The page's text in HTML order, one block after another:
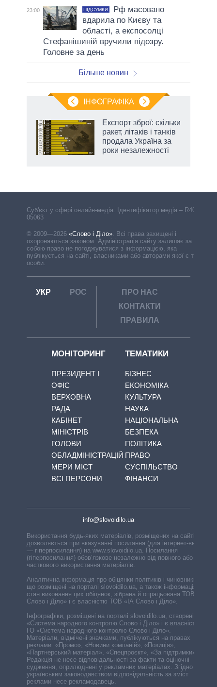
23:00 ПІДСУМКИ
Рф масовано
вдарила по Києву та
області, а експосолці
Стефанішиній вручили підозру.
Головне за день
Більше новин
ІНФОГРАФІКА
Експорт зброї: скільки
ракет, літаків і танків
продала Україна за
роки незалежності
Cуб'єкт у сфері онлайн-медіа. Ідентифікатор медіа – R40-
05063
© 2009—2026 «Слово і Діло». Всі права захищені і
охороняються законом. Адміністрація сайту залишає за
собою право не погоджуватися з інформацією, яка
публікується на сайті, власниками або авторами якої є треті
особи.
УКР РОС
ПРО НАС
КОНТАКТИ
ПРАВИЛА
МОНІТОРИНГ
ПРЕЗИДЕНТ І
ОФІС
ВЕРХОВНА
РАДА
КАБІНЕТ
МІНІСТРІВ
ГОЛОВИ
ОБЛАДМІНІСТРАЦІЙ
МЕРИ МІСТ
ВСІ ПЕРСОНИ
ТЕМАТИКИ
БІЗНЕС
ЕКОНОМІКА
КУЛЬТУРА
НАУКА
НАЦІОНАЛЬНА
БЕЗПЕКА
ПОЛІТИКА
ПРАВО
СУСПІЛЬСТВО
ФІНАНСИ
info@slovoidilo.ua
Використання будь-яких матеріалів, розміщених на сайті,
дозволяється при вказуванні посилання (для інтернет-видань
— гіперпосилання) на www.slovoidilo.ua. Посилання
(гіперпосилання) обов’язкове незалежно від повного або
часткового використання матеріалів.
Аналітична інформація про обіцянки політиків і чиновників,
що розміщені на порталі slovoidilo.ua, а також інформація про
стан виконання цих обіцянок, зібрана й опрацьована ТОВ «ІА
Слово і Діло» і є власністю ТОВ «ІА Слово і Діло».
Інфографіки, розміщені на порталі slovoidilo.ua, створені ГО
«Система народного контролю Слово і Діло» і є власністю
ГО «Система народного контролю Слово і Діло».
Матеріали, відмічені значками, публікуються на правах
реклами: «Промо», «Новини компаній», «Позиція»,
«Партнерський матеріал», «Спецпроєкт», «За підтримки».
Редакція не несе відповідальності за факти та оціночні
судження, оприлюднені у рекламних матеріалах. Згідно з
українським законодавством відповідальність за зміст
реклами несе рекламодавець.